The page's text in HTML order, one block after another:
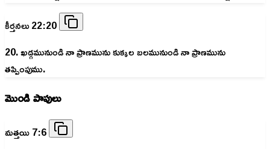
కీర్తనలు 22:20
20. ఖడ్గమునుండి నా ప్రాణమును కుక్కల బలమునుండి నా ప్రాణమును
తప్పింపుము.
మొండి పాపులు
మత్తయి 7:6